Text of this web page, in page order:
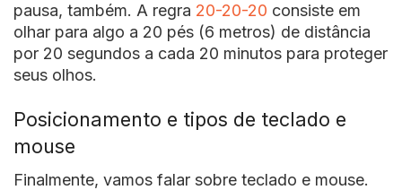
pausa, também. A regra 20-20-20 consiste em
olhar para algo a 20 pés (6 metros) de distância
por 20 segundos a cada 20 minutos para proteger
seus olhos.
Posicionamento e tipos de teclado e
mouse
Finalmente, vamos falar sobre teclado e mouse.